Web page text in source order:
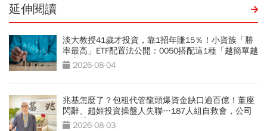
延伸閱讀
淡大教授41歲才投資，靠1招年賺15％！小資族「勝
率最高」ETF配置法公開：0050搭配這1種「越簡單越
好賺」
2026-08-04
兆基怎麼了？包租代管龍頭爆資金缺口逾百億！董座
閃辭、趙姬投資操盤人失聯…187人組自救會，公司
最新聲明
2026-08-03